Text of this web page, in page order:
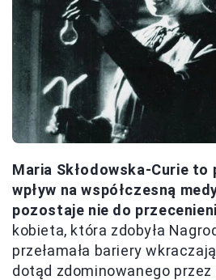
Maria Skłodowska-Curie
wpływ na współczesną
pozostaje nie do
kobieta, która zdobyła
przełamała bariery
dotąd zdominowanego